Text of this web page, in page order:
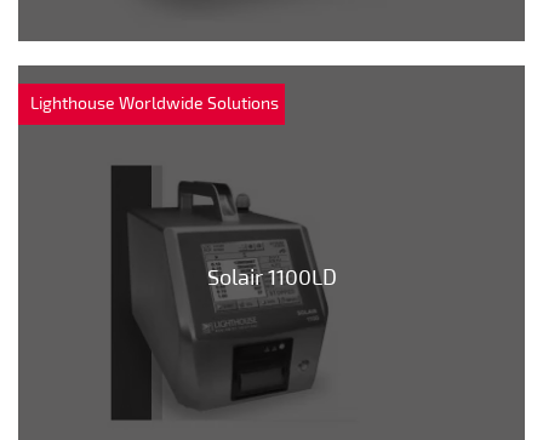
Lighthouse Worldwide Solutions
Solair 1100LD